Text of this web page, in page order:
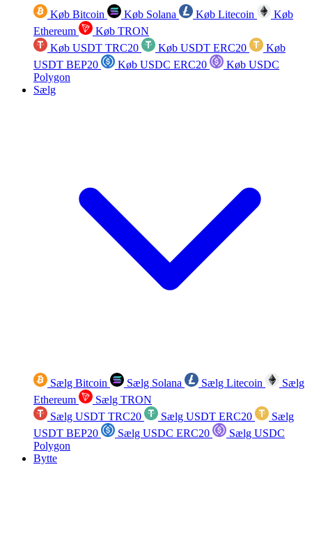
Køb Bitcoin Køb Solana Køb Litecoin
Køb
Ethereum
Køb TRON
Køb USDT TRC20
Køb USDT ERC20
Køb
USDT BEP20
Køb USDC ERC20
Køb USDC
Polygon
Sælg
Sælg Bitcoin Sælg Solana Sælg Litecoin
Sælg
Ethereum
Sælg TRON
Sælg USDT TRC20
Sælg USDT ERC20
Sælg
USDT BEP20
Sælg USDC ERC20
Sælg USDC
Polygon
Bytte